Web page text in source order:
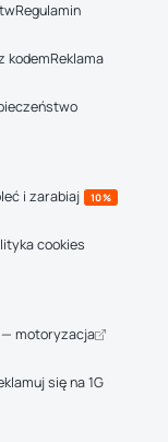
Regulamin
kodemReklama
i zarabiaj 10%
cookies
motoryzacja
się na 1G